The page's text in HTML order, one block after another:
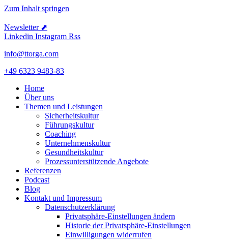
Zum Inhalt springen
Newsletter ⬈
Linkedin Instagram Rss
info@ttorga.com
+49 6323 9483-83
Home
Über uns
Themen und Leistungen
Sicher­heits­kultur
Führungs­kultur
Coaching
Unter­neh­mens­kultur
Gesund­heits­kultur
Prozess­un­ter­stüt­zende Angebote
Referenzen
Podcast
Blog
Kontakt und Impressum
Daten­schutz­er­klärung
Privat­sphäre-Einstel­lungen ändern
Historie der Privat­sphäre-Einstel­lungen
Einwil­li­gungen wider­rufen